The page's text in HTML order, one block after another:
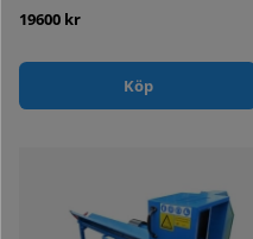
19600 kr
Köp